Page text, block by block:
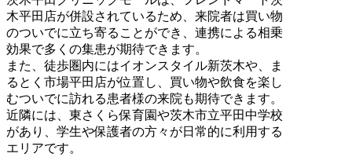
木平田店が併設されているため、来院者は買い物
のついでに立ち寄ることができ、連携による相乗
効果で多くの集患が期待できます。
また、徒歩圏内にはイオンスタイル新茨木や、ま
るとく市場平田店が位置し、買い物や飲食を楽し
むついでに訪れる患者様の来院も期待できます。
近隣には、東さくら保育園や茨木市立平田中学校
があり、学生や保護者の方々が日常的に利用する
エリアです。